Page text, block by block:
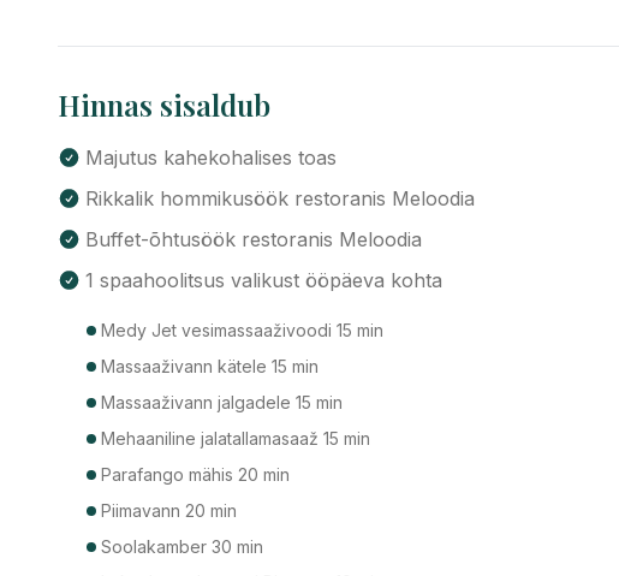
Hinnas sisaldub
Majutus kahekohalises toas
Rikkalik hommikusöök restoranis Meloodia
Buffet-õhtusöök restoranis Meloodia
1 spaahoolitsus valikust ööpäeva kohta
Medy Jet vesimassaaživoodi 15 min
Massaaživann kätele 15 min
Massaaživann jalgadele 15 min
Mehaaniline jalatallamasaaž 15 min
Parafango mähis 20 min
Piimavann 20 min
Soolakamber 30 min